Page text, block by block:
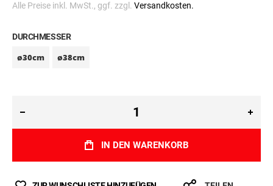
Alle Preise inkl. MwSt., ggf. zzgl. Versandkosten.
DURCHMESSER
ø30cm ø38cm
IN DEN WARENKORB